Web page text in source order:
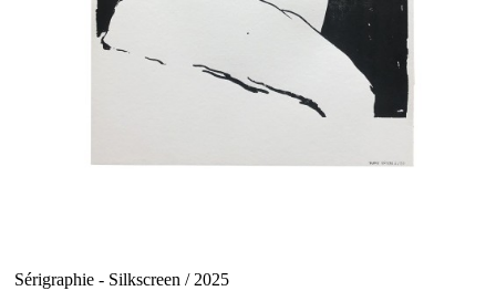
Sérigraphie - Silkscreen / 2025